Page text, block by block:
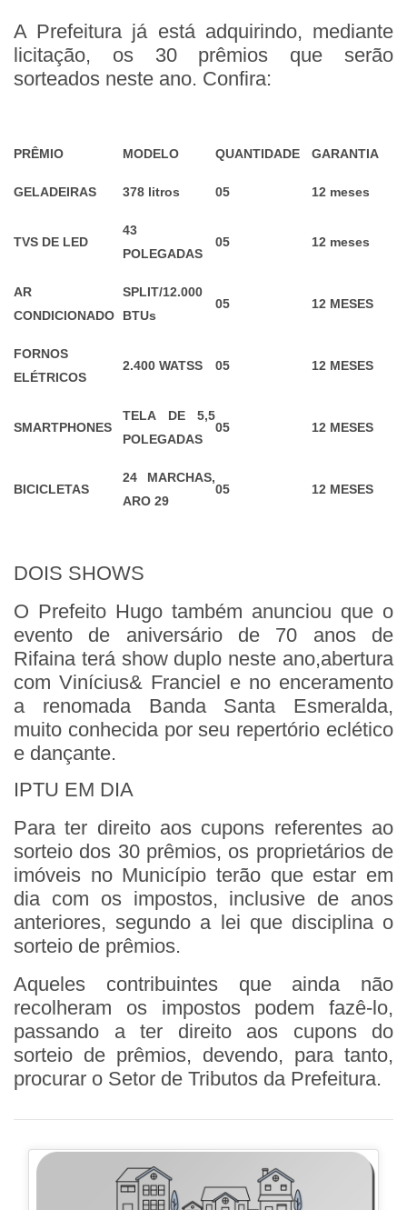
A Prefeitura já está adquirindo, mediante
licitação, os 30 prêmios que serão
sorteados neste ano. Confira:
PRÊMIO MODELO QUANTIDADE GARANTIA
GELADEIRAS 378 litros 05 12 meses
TVS DE LED
43
POLEGADAS
05 12 meses
AR
CONDICIONADO
SPLIT/12.000
BTUs
05 12 MESES
FORNOS
ELÉTRICOS
2.400 WATSS 05 12 MESES
SMARTPHONES
TELA DE 5,5
POLEGADAS
05 12 MESES
BICICLETAS
24 MARCHAS,
ARO 29
05 12 MESES
DOIS SHOWS
O Prefeito Hugo também anunciou que o
evento de aniversário de 70 anos de
Rifaina terá show duplo neste ano,abertura
com Vinícius& Franciel e no enceramento
a renomada Banda Santa Esmeralda,
muito conhecida por seu repertório eclético
e dançante.
IPTU EM DIA
Para ter direito aos cupons referentes ao
sorteio dos 30 prêmios, os proprietários de
imóveis no Município terão que estar em
dia com os impostos, inclusive de anos
anteriores, segundo a lei que disciplina o
sorteio de prêmios.
Aqueles contribuintes que ainda não
recolheram os impostos podem fazê-lo,
passando a ter direito aos cupons do
sorteio de prêmios, devendo, para tanto,
procurar o Setor de Tributos da Prefeitura.